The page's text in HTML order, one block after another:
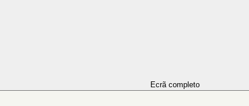
Ecrã completo